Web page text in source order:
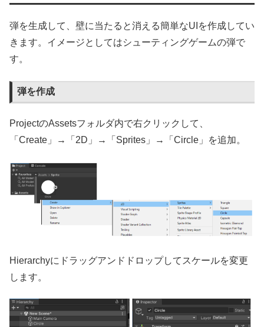
弾を生成して、壁に当たると消える簡単なUIを作成してい
きます。イメージとしてはシューティングゲームの弾で
す。
弾を作成
ProjectのAssetsフォルダ内で右クリックして、
「Create」→「2D」→「Sprites」→「Circle」を追加。
Hierarchyにドラッグアンドドロップしてスケールを変更
します。